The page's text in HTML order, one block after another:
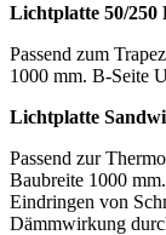
Lichtplatte 50/250
Passend zum
1000 mm. B-Seite
Lichtplatte
Passend zur
Baubreite 1000
Eindringen von
Dämmwirkung